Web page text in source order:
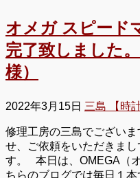
オメガ スピード
完了致しました
様）
2022年3月15日 三島 【時
修理工房の三島でござい
せ、ご依頼をいただきま
す。 本日は、OMEGA（
ちらのブログでは毎日１